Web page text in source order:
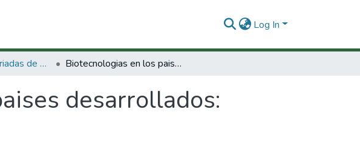
Log In
Publicaciones seriadas de Minciencias Biotecnologias en los paises desarrollados: Promesas y desafios
desarrollados: